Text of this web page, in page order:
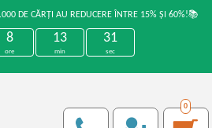
DE CĂRȚI AU REDUCERE ÎNTRE 15% ȘI 60%!📚
8
ore
13
min
31
sec
0